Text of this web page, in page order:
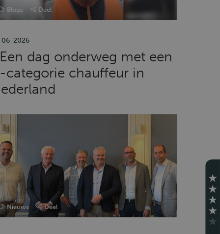
Blogs Deel
06-2026
Een dag onderweg met een
categorie chauffeur in
Nieuws Deel